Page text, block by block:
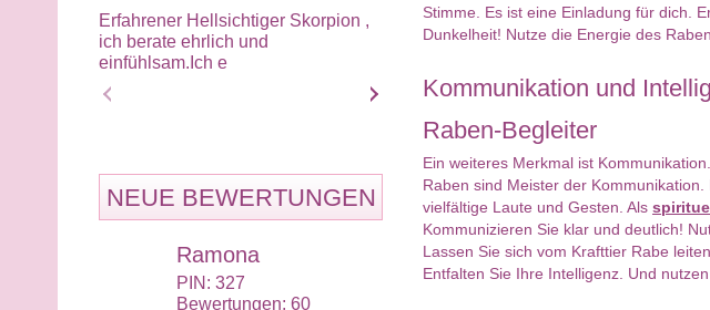
Erfahrener Hellsichtiger Skorpion ,
ich berate ehrlich und
einfühlsam.Ich e
Hallo du Liebe Seele, 20 Jahre
spirituell Erfahrung verschiedene
Wir
NEUE BEWERTUNGEN
Ramona
PIN: 327
Bewertungen: 60
Eileen
PIN: 109
Stimme. Es ist eine Einladung für dich.
Dunkelheit! Nutze die Energie des
Kommunikation und
Raben-Begleiter
Ein weiteres Merkmal ist
Raben sind Meister der
vielfältige Laute und Gesten. Als
Kommunizieren Sie klar und deutlich!
Lassen Sie sich vom Krafttier Rabe
Entfalten Sie Ihre Intelligenz. Und nutzen